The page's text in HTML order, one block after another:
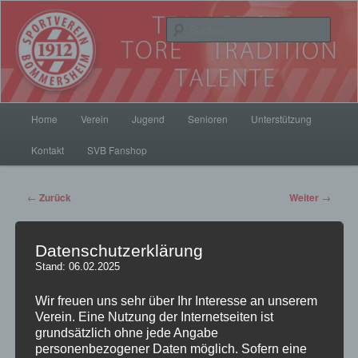
Inhalt
wechseln
SV Bommersheim 1912
Home Verein Jugend Senioren Unterstützung
Kontakt SVB Fanshop
Beitrags-
← Zurück Weiter →
FFV Mädels trainieren und
spielen in Bommersheim
Veröffentlicht am9. November 2015 vonpillepalle
Datenschutzerklärung
Stand: 06.02.2025
Wir freuen uns sehr über Ihr Interesse an unserem
Verein. Eine Nutzung der Internetseiten ist
grundsätzlich ohne jede Angabe
personenbezogener Daten möglich. Sofern eine